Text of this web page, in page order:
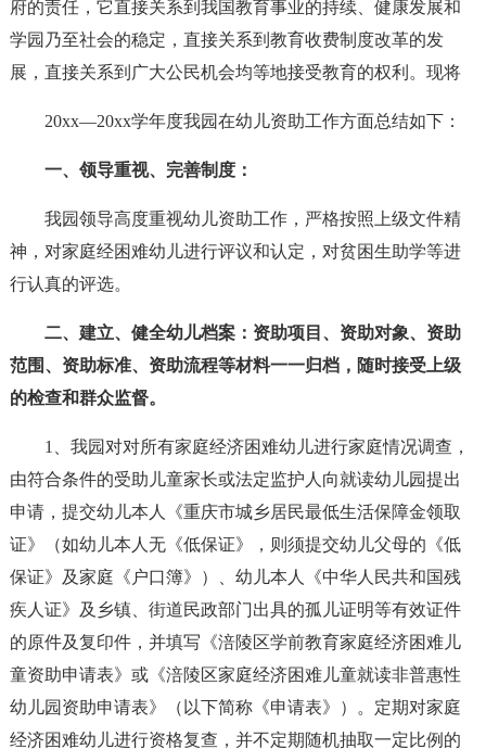
府的责任，它直接关系到我国教育事业的持续、健康发展和
学园乃至社会的稳定，直接关系到教育收费制度改革的发
展，直接关系到广大公民机会均等地接受教育的权利。现将
20xx—20xx学年度我园在幼儿资助工作方面总结如下：
一、领导重视、完善制度：
我园领导高度重视幼儿资助工作，严格按照上级文件精
神，对家庭经困难幼儿进行评议和认定，对贫困生助学等进
行认真的评选。
二、建立、健全幼儿档案：资助项目、资助对象、资助
范围、资助标准、资助流程等材料一一归档，随时接受上级
的检查和群众监督。
1、我园对对所有家庭经济困难幼儿进行家庭情况调查，
由符合条件的受助儿童家长或法定监护人向就读幼儿园提出
申请，提交幼儿本人《重庆市城乡居民最低生活保障金领取
证》（如幼儿本人无《低保证》，则须提交幼儿父母的《低
保证》及家庭《户口簿》）、幼儿本人《中华人民共和国残
疾人证》及乡镇、街道民政部门出具的孤儿证明等有效证件
的原件及复印件，并填写《涪陵区学前教育家庭经济困难儿
童资助申请表》或《涪陵区家庭经济困难儿童就读非普惠性
幼儿园资助申请表》（以下简称《申请表》）。定期对家庭
经济困难幼儿进行资格复查，并不定期随机抽取一定比例的